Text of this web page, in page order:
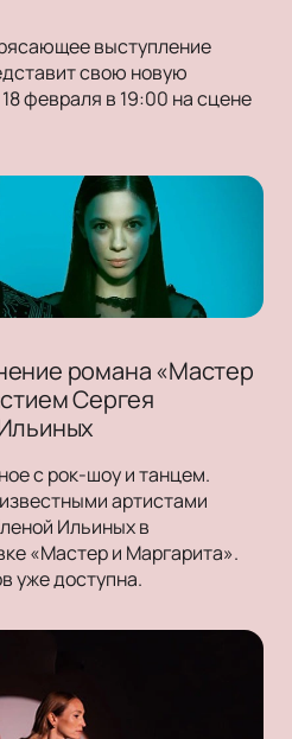
выступление
свою новую
февраля в 19:00 на сцене
романа «Мастер
Сергея
с рок-шоу и танцем.
артистами
Ильиных в
«Мастер и Маргарита».
уже доступна.